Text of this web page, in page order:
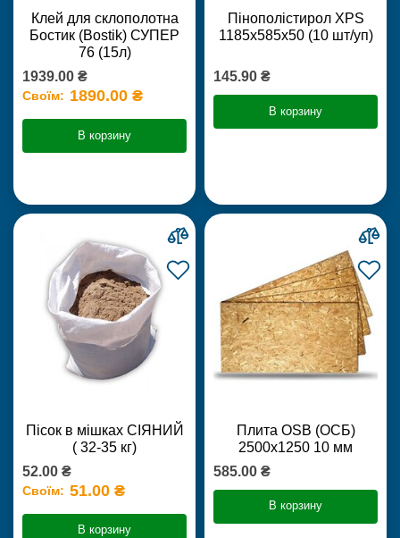
Клей для склополотна
Бостик (Bostik) СУПЕР
76 (15л)
1939.00 ₴
Своїм: 1890.00 ₴
В корзину
Пінополістирол XPS
1185х585х50 (10 шт/уп)
145.90 ₴
В корзину
Пісок в мішках СІЯНИЙ
( 32-35 кг)
52.00 ₴
Своїм: 51.00 ₴
В корзину
Плита OSB (ОСБ)
2500х1250 10 мм
585.00 ₴
В корзину